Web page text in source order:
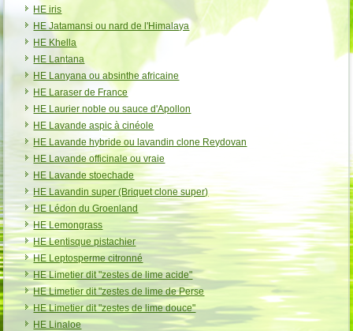
HE iris
HE Jatamansi ou nard de l'Himalaya
HE Khella
HE Lantana
HE Lanyana ou absinthe africaine
HE Laraser de France
HE Laurier noble ou sauce d'Apollon
HE Lavande aspic à cinéole
HE Lavande hybride ou lavandin clone Reydovan
HE Lavande officinale ou vraie
HE Lavande stoechade
HE Lavandin super (Briquet clone super)
HE Lédon du Groenland
HE Lemongrass
HE Lentisque pistachier
HE Leptosperme citronné
HE Limetier dit "zestes de lime acide"
HE Limetier dit "zestes de lime de Perse
HE Limetier dit "zestes de lime douce"
HE Linaloe